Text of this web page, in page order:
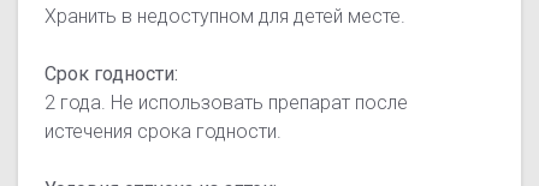
Хранить в недоступном для детей месте.
Срок годности:
2 года. Не использовать препарат после
истечения срока годности.